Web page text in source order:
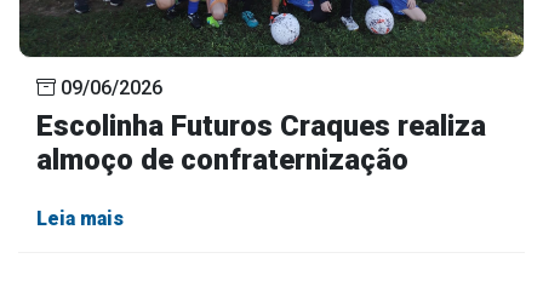
09/06/2026
Escolinha Futuros Craques realiza
almoço de confraternização
Leia mais